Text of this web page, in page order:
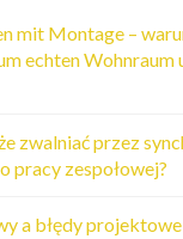
mit Montage –
echten Wohnraum
zwalniać przez
pracy zespołowej?
a błędy